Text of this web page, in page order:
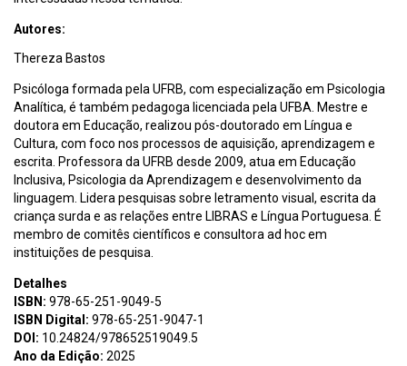
Autores:
Thereza Bastos
Psicóloga formada pela UFRB, com especialização em Psicologia
Analítica, é também pedagoga licenciada pela UFBA. Mestre e
doutora em Educação, realizou pós-doutorado em Língua e
Cultura, com foco nos processos de aquisição, aprendizagem e
escrita. Professora da UFRB desde 2009, atua em Educação
Inclusiva, Psicologia da Aprendizagem e desenvolvimento da
linguagem. Lidera pesquisas sobre letramento visual, escrita da
criança surda e as relações entre LIBRAS e Língua Portuguesa. É
membro de comitês científicos e consultora ad hoc em
instituições de pesquisa.
Detalhes
ISBN: 978-65-251-9049-5
ISBN Digital: 978-65-251-9047-1
DOI: 10.24824/978652519049.5
Ano da Edição: 2025